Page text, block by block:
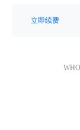
立即续费